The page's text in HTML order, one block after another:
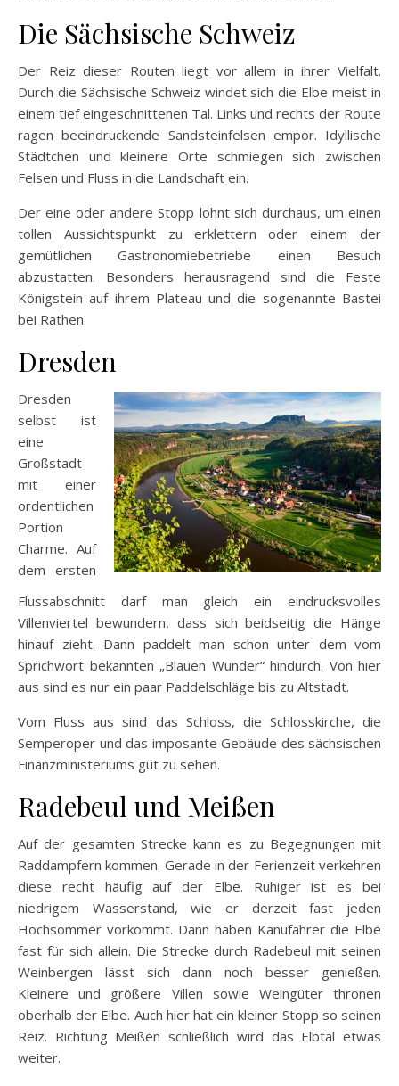
Die Sächsische Schweiz
Der Reiz dieser Routen liegt vor allem in ihrer Vielfalt.
Durch die Sächsische Schweiz windet sich die Elbe meist in
einem tief eingeschnittenen Tal. Links und rechts der Route
ragen beeindruckende Sandsteinfelsen empor. Idyllische
Städtchen und kleinere Orte schmiegen sich zwischen
Felsen und Fluss in die Landschaft ein.
Der eine oder andere Stopp lohnt sich durchaus, um einen
tollen Aussichtspunkt zu erklettern oder einem der
gemütlichen Gastronomiebetriebe einen Besuch
abzustatten. Besonders herausragend sind die Feste
Königstein auf ihrem Plateau und die sogenannte Bastei
bei Rathen.
Dresden
Dresden
selbst ist
eine
Großstadt
mit einer
ordentlichen
Portion
Charme. Auf
dem ersten
Flussabschnitt darf man gleich ein eindrucksvolles
Villenviertel bewundern, dass sich beidseitig die Hänge
hinauf zieht. Dann paddelt man schon unter dem vom
Sprichwort bekannten „Blauen Wunder“ hindurch. Von hier
aus sind es nur ein paar Paddelschläge bis zu Altstadt.
Vom Fluss aus sind das Schloss, die Schlosskirche, die
Semperoper und das imposante Gebäude des sächsischen
Finanzministeriums gut zu sehen.
Radebeul und Meißen
Auf der gesamten Strecke kann es zu Begegnungen mit
Raddampfern kommen. Gerade in der Ferienzeit verkehren
diese recht häufig auf der Elbe. Ruhiger ist es bei
niedrigem Wasserstand, wie er derzeit fast jeden
Hochsommer vorkommt. Dann haben Kanufahrer die Elbe
fast für sich allein. Die Strecke durch Radebeul mit seinen
Weinbergen lässt sich dann noch besser genießen.
Kleinere und größere Villen sowie Weingüter thronen
oberhalb der Elbe. Auch hier hat ein kleiner Stopp so seinen
Reiz. Richtung Meißen schließlich wird das Elbtal etwas
weiter.